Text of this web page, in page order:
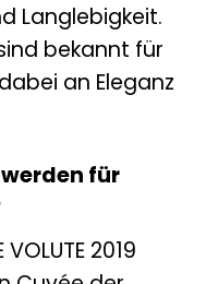
Langlebigkeit.
bekannt für
an Eleganz
für
VOLUTE 2019